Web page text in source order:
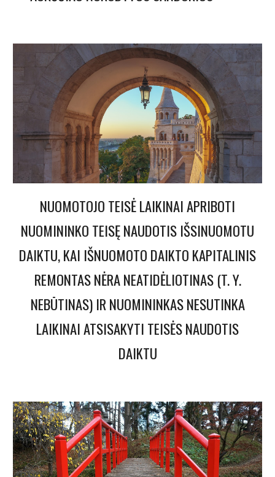
NUOMOTOJO TEISĖ LAIKINAI APRIBOTI
NUOMININKO TEISĘ NAUDOTIS IŠSINUOMOTU
DAIKTU, KAI IŠNUOMOTO DAIKTO KAPITALINIS
REMONTAS NĖRA NEATIDĖLIOTINAS (T. Y.
NEBŪTINAS) IR NUOMININKAS NESUTINKA
LAIKINAI ATSISAKYTI TEISĖS NAUDOTIS
DAIKTU